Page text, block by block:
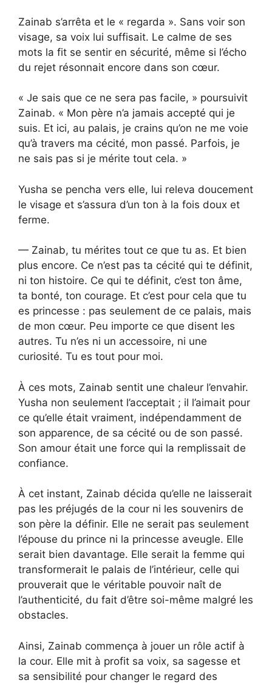
Zainab s’arrêta et le « regarda ». Sans voir son
visage, sa voix lui suffisait. Le calme de ses
mots la fit se sentir en sécurité, même si l’écho
du rejet résonnait encore dans son cœur.
« Je sais que ce ne sera pas facile, » poursuivit
Zainab. « Mon père n’a jamais accepté qui je
suis. Et ici, au palais, je crains qu’on ne me voie
qu’à travers ma cécité, mon passé. Parfois, je
ne sais pas si je mérite tout cela. »
Yusha se pencha vers elle, lui releva doucement
le visage et s’assura d’un ton à la fois doux et
ferme.
— Zainab, tu mérites tout ce que tu as. Et bien
plus encore. Ce n’est pas ta cécité qui te définit,
ni ton histoire. Ce qui te définit, c’est ton âme,
ta bonté, ton courage. Et c’est pour cela que tu
es princesse : pas seulement de ce palais, mais
de mon cœur. Peu importe ce que disent les
autres. Tu n’es ni un accessoire, ni une
curiosité. Tu es tout pour moi.
À ces mots, Zainab sentit une chaleur l’envahir.
Yusha non seulement l’acceptait ; il l’aimait pour
ce qu’elle était vraiment, indépendamment de
son apparence, de sa cécité ou de son passé.
Son amour était une force qui la remplissait de
confiance.
À cet instant, Zainab décida qu’elle ne laisserait
pas les préjugés de la cour ni les souvenirs de
son père la définir. Elle ne serait pas seulement
l’épouse du prince ni la princesse aveugle. Elle
serait bien davantage. Elle serait la femme qui
transformerait le palais de l’intérieur, celle qui
prouverait que le véritable pouvoir naît de
l’authenticité, du fait d’être soi-même malgré les
obstacles.
Ainsi, Zainab commença à jouer un rôle actif à
la cour. Elle mit à profit sa voix, sa sagesse et
sa sensibilité pour changer le regard des